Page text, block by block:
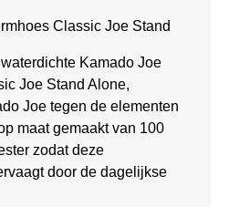
Classic Joe Stand
Kamado Joe
Joe Stand Alone,
Joe tegen de elementen
maat gemaakt van 100
zodat deze
door de dagelijkse